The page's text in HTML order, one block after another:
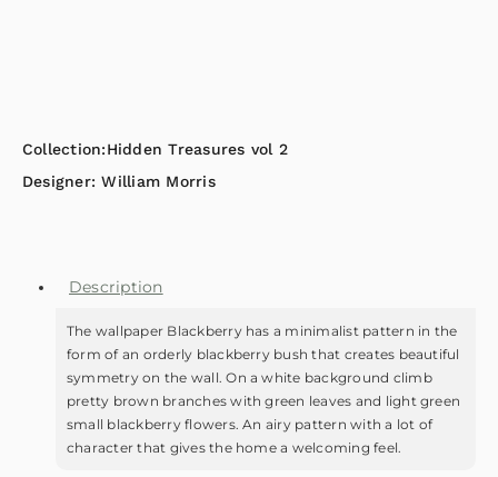
Collection:Hidden Treasures vol 2
Designer:William Morris
Description
The wallpaper Blackberry has a minimalist pattern in the
form of an orderly blackberry bush that creates beautiful
symmetry on the wall. On a white background climb
pretty brown branches with green leaves and light green
small blackberry flowers. An airy pattern with a lot of
character that gives the home a welcoming feel.